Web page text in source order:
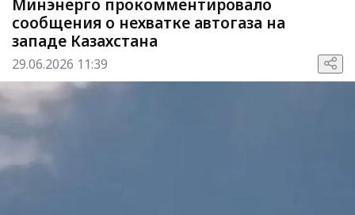
Минэнерго прокомментировало
сообщения о нехватке автогаза на
западе Казахстана
29.06.2026 11:39